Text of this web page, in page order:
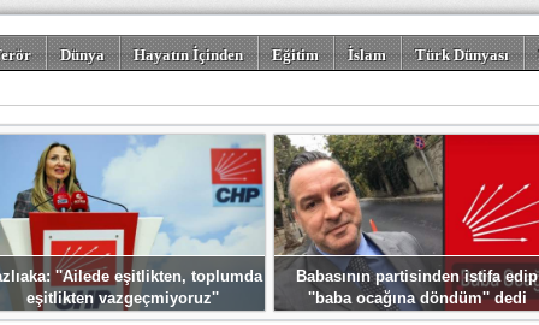
Dünya Hayatın İçinden Eğitim İslam Türk Dünyası
''Ailede eşitlikten, toplumda
eşitlikten vazgeçmiyoruz''
Babasının partisinden istifa edip
''baba ocağına döndüm'' dedi